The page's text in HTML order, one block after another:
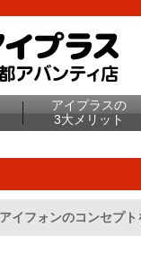
アイプラスの
3大メリット
イフォンのコンセプ